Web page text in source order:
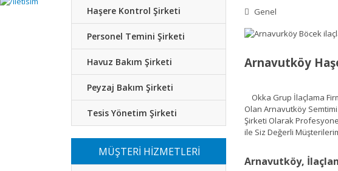
Haşere Kontrol Şirketi
Personel Temini Şirketi
Havuz Bakım Şirketi
Peyzaj Bakım Şirketi
Tesis Yönetim Şirketi
MÜŞTERİ HİZMETLERİ
Genel
Arnavutköy
Okka Grup İlaçlama
Olan Arnavutköy
Şirketi Olarak
ile Siz Değerli
Arnavutköy,